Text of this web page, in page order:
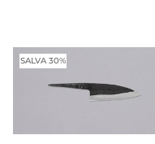
SALVA 30%